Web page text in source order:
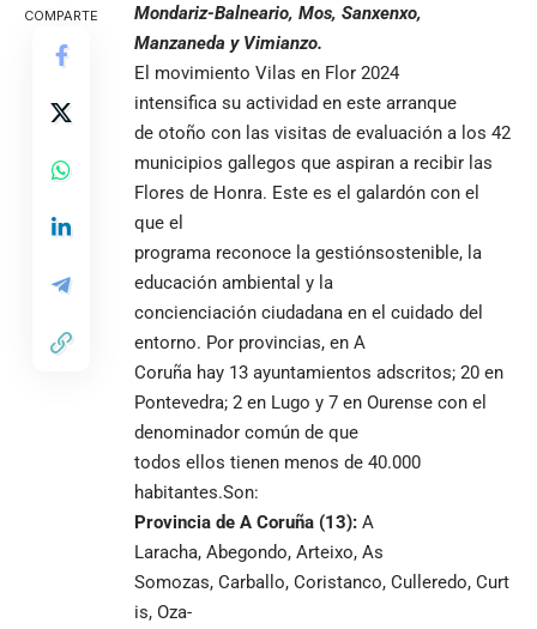
COMPARTE
Mondariz-Balneario, Mos, Sanxenxo,
Manzaneda y Vimianzo.
El movimiento Vilas en Flor 2024
intensifica su actividad en este arranque
de otoño con las visitas de evaluación a los 42
municipios gallegos que aspiran a recibir las
Flores de Honra. Este es el galardón con el
que el
programa reconoce la gestiónsostenible, la
educación ambiental y la
concienciación ciudadana en el cuidado del
entorno. Por provincias, en A
Coruña hay 13 ayuntamientos adscritos; 20 en
Pontevedra; 2 en Lugo y 7 en Ourense con el
denominador común de que
todos ellos tienen menos de 40.000
habitantes.Son:
Provincia de A Coruña (13): A
Laracha, Abegondo, Arteixo, As
Somozas, Carballo, Coristanco, Culleredo, Curt
is, Oza-